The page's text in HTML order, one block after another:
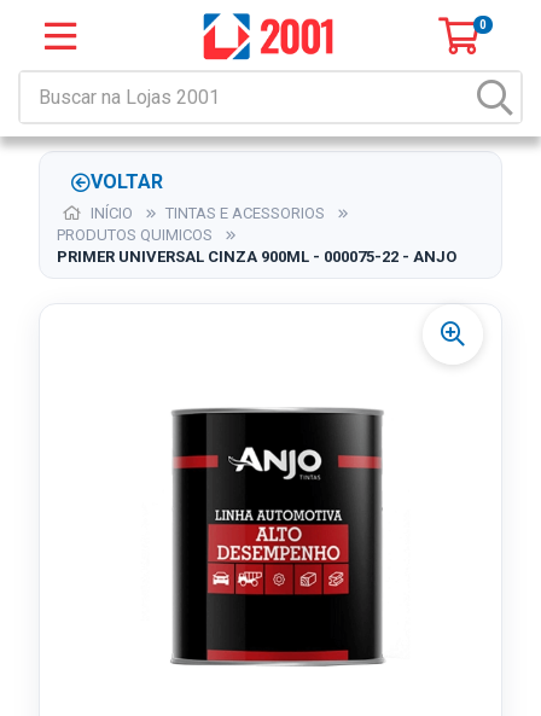
0
VOLTAR
INÍCIO
TINTAS E ACESSORIOS
PRODUTOS QUIMICOS
PRIMER UNIVERSAL CINZA 900ML - 000075-22 - ANJO